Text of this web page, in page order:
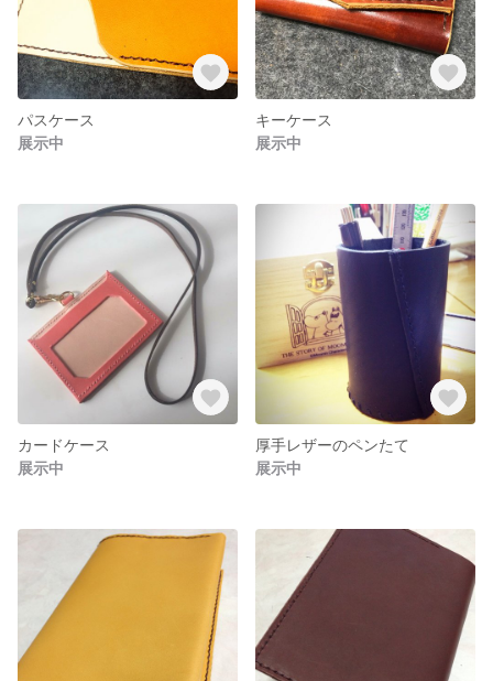
パスケース
展示中
キーケース
展示中
カードケース
展示中
厚手レザーのペンたて
展示中